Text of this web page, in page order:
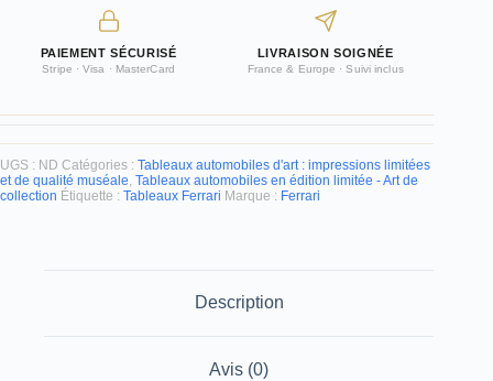
PAIEMENT SÉCURISÉ
Stripe · Visa · MasterCard
LIVRAISON SOIGNÉE
France & Europe · Suivi inclus
UGS : ND Catégories : Tableaux automobiles d'art : impressions limitées
et de qualité muséale Tableaux automobiles en édition limitée - Art de
collection Étiquette : Tableaux Ferrari Marque : Ferrari
Description
Avis (0)